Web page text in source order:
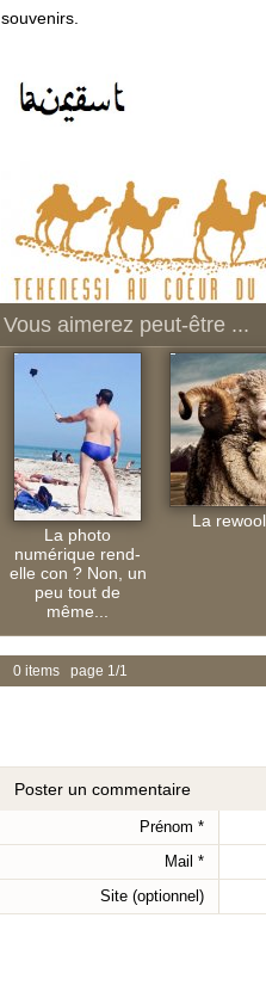
souvenirs.
Vous aimerez peut-être ...
La photo
numérique rend-
elle con ? Non, un
peu tout de
même...
La
0 items page 1/1
Poster un commentaire
Prénom *
Mail *
Site (optionnel)